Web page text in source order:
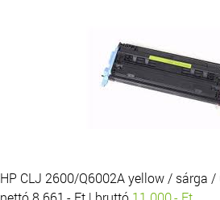
HP CLJ 2600/Q6002A yellow / sárga